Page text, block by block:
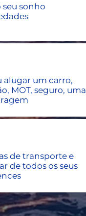
seu sonho
alugar um carro,
MOT, seguro, uma
de transporte e
de todos os seus